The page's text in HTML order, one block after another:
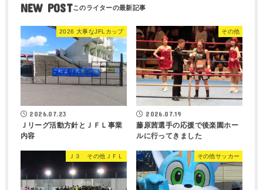
NEW POST
2026 大事なJFLカップ
2026.07.23
Ｊリーグ活動方針とＪＦＬ事業
内容
その他
2026.07.19
藤原茜選手の応援で後楽園ホー
ルに行ってきました
Ｊ３ その他ＪＦＬ その他サッカー